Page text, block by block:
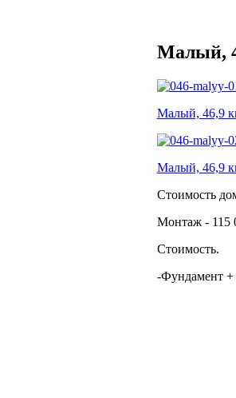
Малый,
Малый, 46,9
Малый, 46,9
Стоимость
Монтаж - 115
Стоимость.
-Фундамент +